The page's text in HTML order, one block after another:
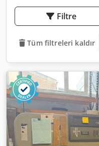
Filtre
Tüm filtreleri kaldır